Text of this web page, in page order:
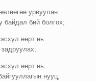
урвуулан
байдал бий болгох;
өөрт нь
өөрт нь
нууц,